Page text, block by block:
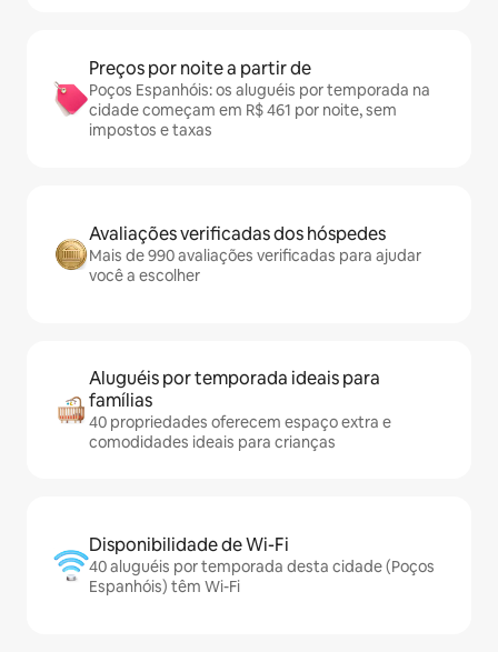
Preços por noite a partir de
Poços Espanhóis: os aluguéis por temporada na
cidade começam em R$ 461 por noite, sem
impostos e taxas
Avaliações verificadas dos hóspedes
Mais de 990 avaliações verificadas para ajudar
você a escolher
Aluguéis por temporada ideais para
famílias
40 propriedades oferecem espaço extra e
comodidades ideais para crianças
Disponibilidade de Wi-Fi
40 aluguéis por temporada desta cidade (Poços
Espanhóis) têm Wi-Fi